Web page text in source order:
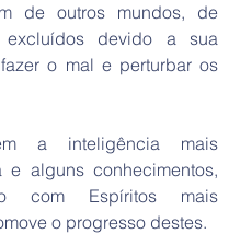
de outros mundos, de
excluídos devido a sua
o mal e perturbar os
a inteligência mais
e alguns conhecimentos,
com Espíritos mais
o progresso destes.